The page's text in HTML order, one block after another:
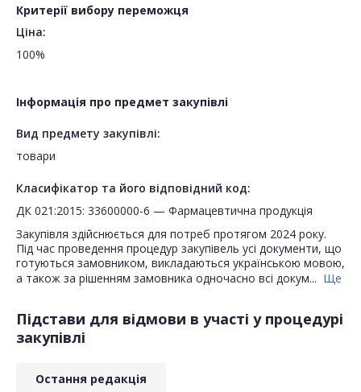
Критерії вибору переможця
Ціна:
100%
Інформація про предмет закупівлі
Вид предмету закупівлі:
товари
Класифікатор та його відповідний код:
ДК 021:2015: 33600000-6 — Фармацевтична продукція
Закупівля здійснюється для потреб протягом 2024 року.
Під час проведення процедур закупівель усі документи, що
готуються замовником, викладаються українською мовою,
а також за рішенням замовника одночасно всі докум... Ще
Підстави для відмови в участі у процедурі
закупівлі
Остання редакція